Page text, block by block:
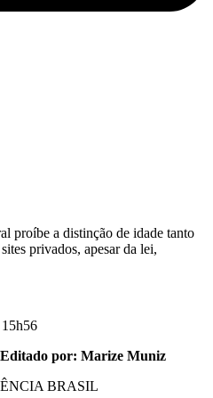
proíbe a distinção de idade tanto
privados, apesar da lei,
Editado por: Marize Muniz
BRASIL